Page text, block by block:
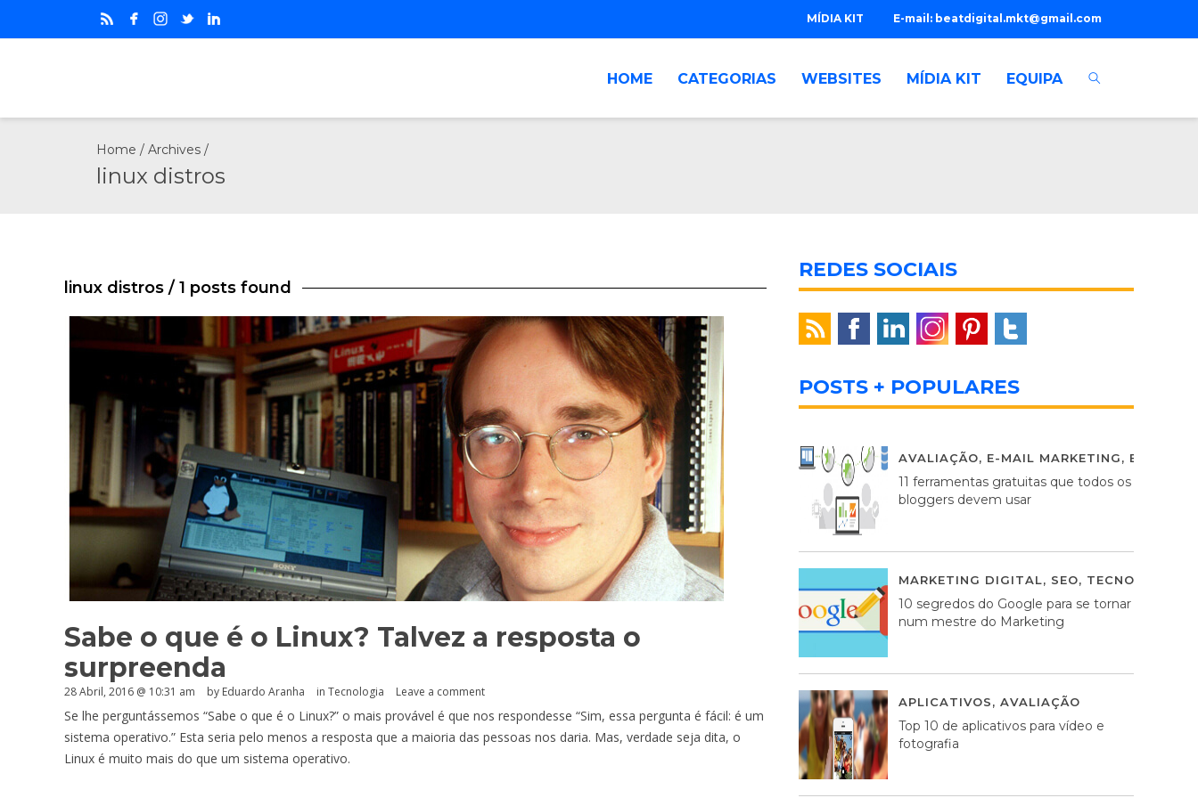
E-mail: beatdigital.mkt@gmail.com
MÍDIA KIT
HOME CATEGORIAS WEBSITES MÍDIA KIT EQUIPA
Home / Archives /
linux distros
linux distros / 1 posts found
Sabe o que é o Linux? Talvez a resposta o
surpreenda
28 Abril, 2016 @ 10:31 am by Eduardo Aranha in Tecnologia Leave a comment
Se lhe perguntássemos “Sabe o que é o Linux?” o mais provável é que nos respondesse “Sim, essa pergunta é fácil: é um
sistema operativo.” Esta seria pelo menos a resposta que a maioria das pessoas nos daria. Mas, verdade seja dita, o
Linux é muito mais do que um sistema operativo.
REDES SOCIAIS
POSTS + POPULARES
AVALIAÇÃO, E-MAIL MARKETING,
11 ferramentas gratuitas que todos os
bloggers devem usar
MARKETING DIGITAL, SEO, TECNOLOGIA
10 segredos do Google para se tornar
num mestre do Marketing
APLICATIVOS, AVALIAÇÃO
Top 10 de aplicativos para vídeo e
fotografia